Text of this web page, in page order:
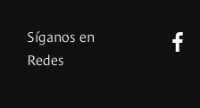
Síganos en
Redes